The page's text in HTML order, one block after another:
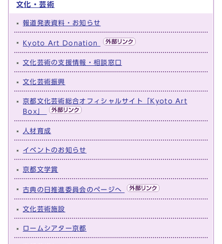
文化・芸術
報道発表資料・お知らせ
Kyoto Art Donation
文化芸術の支援情報・相談窓口
文化芸術振興
京都文化芸術総合オフィシャルサイト「Kyoto Art
Box」
人材育成
イベントのお知らせ
京都文学賞
古典の日推進委員会のページへ
文化芸術施設
ロームシアター京都